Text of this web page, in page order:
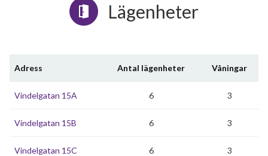
Lägenheter
Adress Antal lägenheter Våningar
Vindelgatan 15A 6 3
Vindelgatan 15B 6 3
Vindelgatan 15C 6 3